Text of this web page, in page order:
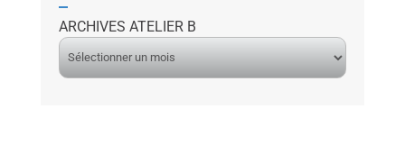
ARCHIVES ATELIER B
A